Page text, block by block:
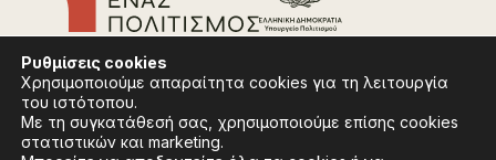
Συχνές Ερωτήσεις
Πολιτική Απορρήτου
Όροι Χρήσης
Πολιτική Cookies
Ρυθμίσεις cookies
Χρησιμοποιούμε απαραίτητα cookies για τη λειτουργία
του ιστότοπου.
Με τη συγκατάθεσή σας, χρησιμοποιούμε επίσης cookies
στατιστικών και marketing.